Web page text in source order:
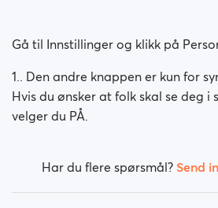
deaktivere)?
Hvordan endrer jeg synligheten
Gå til Innstillinger og klikk på
1.. Den andre knappen er kun for
Hvis du ønsker at folk skal se deg i
velger du PÅ.
Har du flere spørsmål? Send